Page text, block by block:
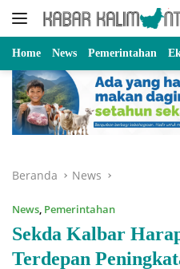
Langsung
Home News Pemerintahan
Beranda News
News, Pemerintahan
Sekda Kalbar
Terdepan